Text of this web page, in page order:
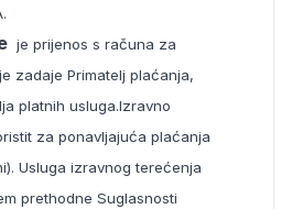
je prijenos s računa za
zadaje Primatelj plaćanja,
platnih usluga.Izravno
za ponavlja­juća plaćanja
Usluga izravnog terećenja
pret­hodne Suglasnosti